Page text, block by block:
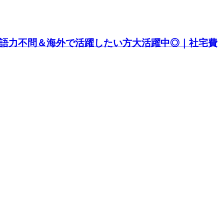
力不問＆海外で活躍したい方大活躍中◎｜社宅費